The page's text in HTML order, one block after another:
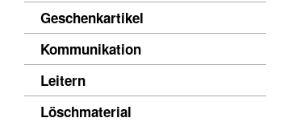
Geschenkartikel
Kommunikation
Leitern
Löschmaterial